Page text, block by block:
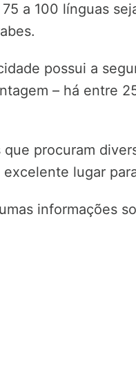
a 100 línguas
possui a
– há entre
que procuram
lugar
informações